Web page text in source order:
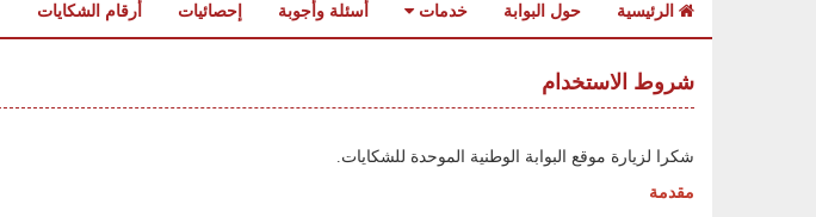
الرئيسية حول البوابة خدمات أسئلة وأجوبة إحصائيات أرقام الشكايات
navigation
content
شروط الاستخدام
شكرا لزيارة موقع البوابة الوطنية الموحدة للشكايات.
مقدمة